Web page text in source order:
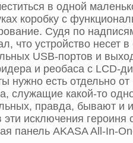
в одной
коробку с
Судя по
что устройство несет
USB-портов и
и реобаса с LCD-
нужно есть отдельно
служащие какой-то
правда, бывают и
исключения героиня
панель AKASA All-In-